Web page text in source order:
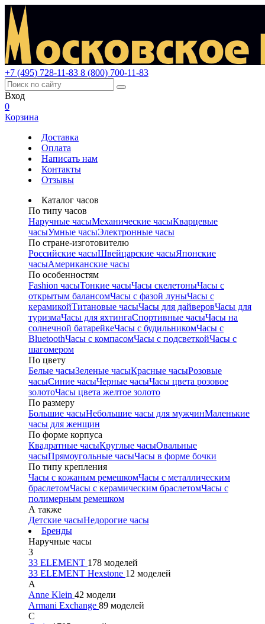
+7 (495) 728-11-83 8 (800) 700-11-83
Вход
0
Корзина
Доставка
Оплата
Написать нам
Контакты
Отзывы
Каталог часов
По типу часов
Наручные часыМеханические часыКварцевые
часыУмные часыЭлектронные часы
По стране-изготовителю
Российские часыШвейцарские часыЯпонские
часыАмериканские часы
По особенностям
Fashion часыТонкие часыЧасы скелетоныЧасы с
открытым балансомЧасы с фазой луныЧасы с
керамикойТитановые часыЧасы для дайверовЧасы для
туризмаЧасы для яхтингаСпортивные часыЧасы на
солнечной батарейкеЧасы с будильникомЧасы с
BluetoothЧасы с компасомЧасы с подсветкойЧасы с
шагомером
По цвету
Белые часыЗеленые часыКрасные часыРозовые
часыСиние часыЧерные часыЧасы цвета розовое
золотоЧасы цвета желтое золото
По размеру
Большие часыНебольшие часы для мужчинМаленькие
часы для женщин
По форме корпуса
Квадратные часыКруглые часыОвальные
часыПрямоугольные часыЧасы в форме бочки
По типу крепления
Часы с кожаным ремешкомЧасы с металлическим
браслетомЧасы с керамическим браслетомЧасы с
полимерным ремешком
А также
Детские часыНедорогие часы
Бренды
Наручные часы
3
33 ELEMENT 178 моделей
33 ELEMENT Hexstone 12 моделей
A
Anne Klein 42 модели
Armani Exchange 89 моделей
C